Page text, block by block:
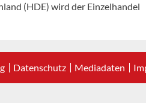
(HDE) wird der Einzelhandel
Datenschutz Mediadaten